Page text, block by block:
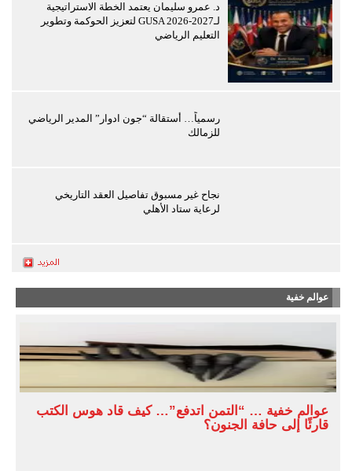
د. عمرو سليمان يعتمد الخطة الاستراتيجية
لـGUSA 2026-2027 لتعزيز الحوكمة وتطوير
التعليم الرياضي
رسمياً… أستقالة “جون ادوار” المدير الرياضي
للزمالك
نجاح غير مسبوق تفاصيل العقد التاريخي
لرعاية ستاد الأهلي
عوالم خفية
عوالم خفية … “التمن اتدفع”… كيف قاد هوس الكتب
قارئًا إلى حافة الجنون؟